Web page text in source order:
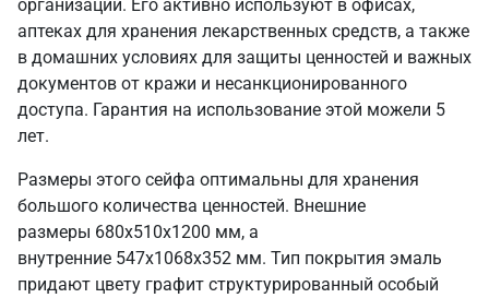
организаций. Его активно используют в офисах,
аптеках для хранения лекарственных средств, а также
в домашних условиях для защиты ценностей и важных
документов от кражи и несанкционированного
доступа. Гарантия на использование этой можели 5
лет.
Размеры этого сейфа оптимальны для хранения
большого количества ценностей. Внешние
размеры 680х510х1200 мм, а
внутренние 547х1068х352 мм. Тип покрытия эмаль
придают цвету графит структурированный особый